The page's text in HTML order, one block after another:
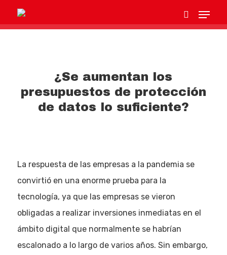
¿Se aumentan los
presupuestos de protección
de datos lo suficiente?
La respuesta de las empresas a la pandemia se
convirtió en una enorme prueba para la
tecnología, ya que las empresas se vieron
obligadas a realizar inversiones inmediatas en el
ámbito digital que normalmente se habrían
escalonado a lo largo de varios años. Sin embargo,